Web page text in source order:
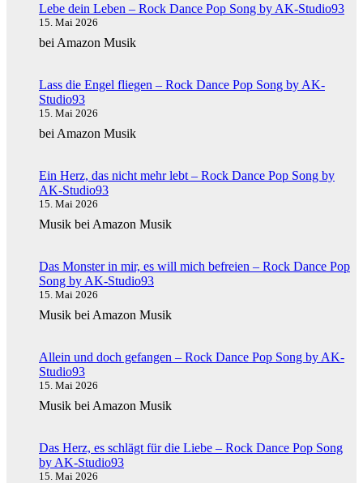
Lebe dein Leben – Rock Dance Pop Song by AK-Studio93
15. Mai 2026
bei Amazon Musik
Lass die Engel fliegen – Rock Dance Pop Song by AK-
Studio93
15. Mai 2026
bei Amazon Musik
Ein Herz, das nicht mehr lebt – Rock Dance Pop Song by
AK-Studio93
15. Mai 2026
Musik bei Amazon Musik
Das Monster in mir, es will mich befreien – Rock Dance Pop
Song by AK-Studio93
15. Mai 2026
Musik bei Amazon Musik
Allein und doch gefangen – Rock Dance Pop Song by AK-
Studio93
15. Mai 2026
Musik bei Amazon Musik
Das Herz, es schlägt für die Liebe – Rock Dance Pop Song
by AK-Studio93
15. Mai 2026